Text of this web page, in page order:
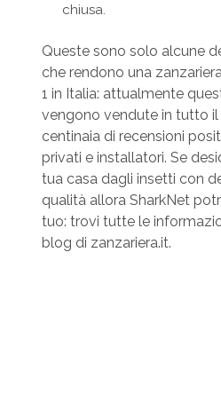
chiusa.
Queste sono solo alcune
che rendono una
1 in Italia: attualmente
vengono vendute in tutto
centinaia di recensioni
privati e installatori. Se
tua casa dagli insetti con
qualità allora SharkNet
tuo: trovi tutte le
blog di zanzariera.it.